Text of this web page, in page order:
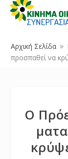
Αρχική Σελίδα 9
προσπαθεί να
Ο